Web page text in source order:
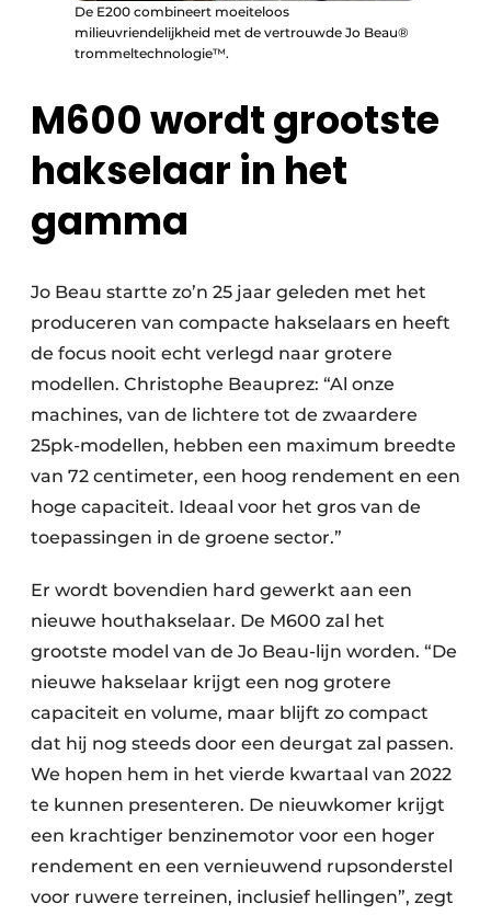
De E200 combineert moeiteloos
milieuvriendelijkheid met de vertrouwde Jo Beau®
trommeltechnologie™.
M600 wordt grootste
hakselaar in het
gamma
Jo Beau startte zo’n 25 jaar geleden met het
produceren van compacte hakselaars en heeft
de focus nooit echt verlegd naar grotere
modellen. Christophe Beauprez: “Al onze
machines, van de lichtere tot de zwaardere
25pk-modellen, hebben een maximum breedte
van 72 centimeter, een hoog rendement en een
hoge capaciteit. Ideaal voor het gros van de
toepassingen in de groene sector.”
Er wordt bovendien hard gewerkt aan een
nieuwe houthakselaar. De M600 zal het
grootste model van de Jo Beau-lijn worden. “De
nieuwe hakselaar krijgt een nog grotere
capaciteit en volume, maar blijft zo compact
dat hij nog steeds door een deurgat zal passen.
We hopen hem in het vierde kwartaal van 2022
te kunnen presenteren. De nieuwkomer krijgt
een krachtiger benzinemotor voor een hoger
rendement en een vernieuwend rupsonderstel
voor ruwere terreinen, inclusief hellingen”, zegt